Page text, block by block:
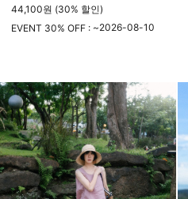
44,100원 (30% 할인)
EVENT 30% OFF : ~2026-08-10